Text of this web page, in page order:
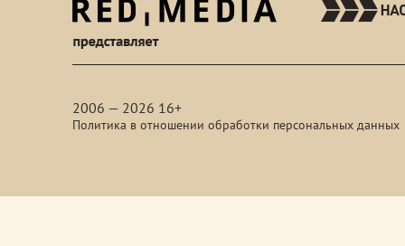
2006 — 2026 16+
Политика в отношении обработки персональных данных